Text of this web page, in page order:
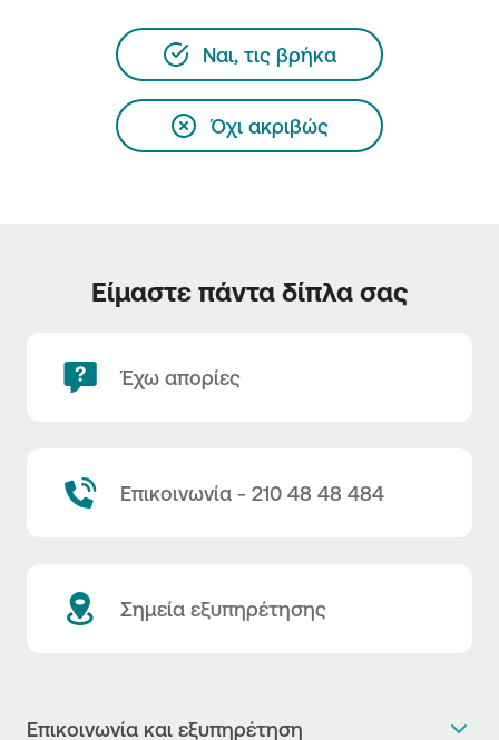
Ναι, τις βρήκα
Όχι ακριβώς
Είμαστε πάντα δίπλα σας
Έχω απορίες
Επικοινωνία - 210 48 48 484
Σημεία εξυπηρέτησης
Επικοινωνία και εξυπηρέτηση